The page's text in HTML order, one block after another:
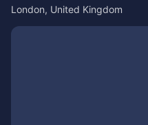
London, United Kingdom